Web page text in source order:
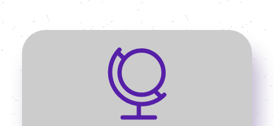
Voir l'article